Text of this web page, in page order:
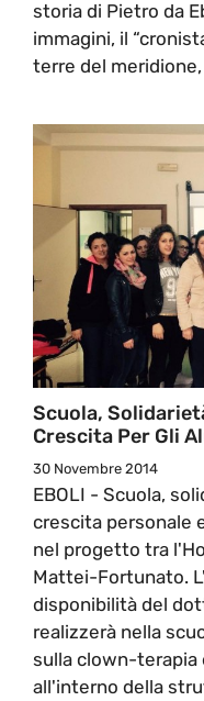
storia di Pietro da
immagini, il
terre del
Scuola,
Crescita Per Gli
30 Novembre 2014
EBOLI - Scuola,
crescita personale
nel progetto tra
Mattei-Fortunato.
disponibilità del
realizzerà nella
sulla clown-terapia
all'interno della